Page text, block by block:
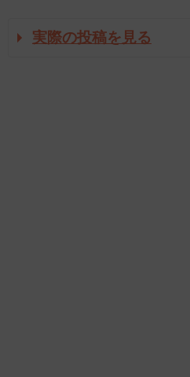
実際の投稿を見る